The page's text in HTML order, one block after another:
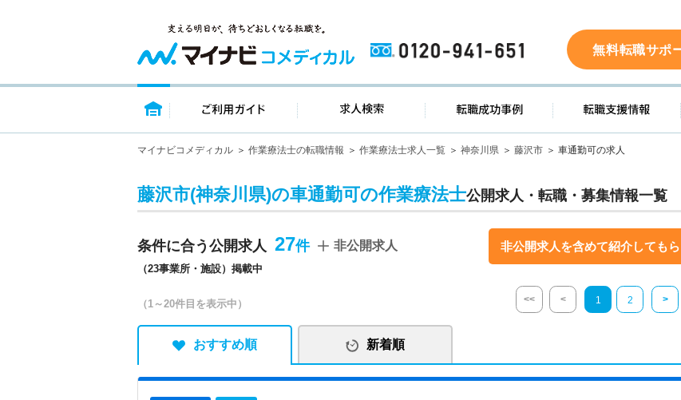
0120-941-651 無料転職サポ
トップページ ご利用ガイド 求人検索 転職成功事例
マイナビコメディカル 作業療法士の転職情報 作業療法士求人一覧 神奈川県 藤沢市 車通勤可の求人
藤沢市(神奈川県)の車通勤可の作業療法士公開求人・転職・募集情報一覧
条件に合う公開求人 27
（23事業所・施設）掲載中
非公開求人 非公開求人を含めて紹介してもら
（1～20件目を表示中） << < 1 2 >
おすすめ順 新着順